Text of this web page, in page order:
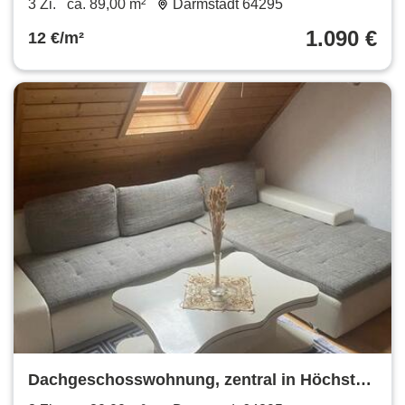
3 Zi. ca. 89,00 m² Darmstadt 64295
12 €/m² 1.090 €
Dachgeschosswohnung, zentral in Höchst